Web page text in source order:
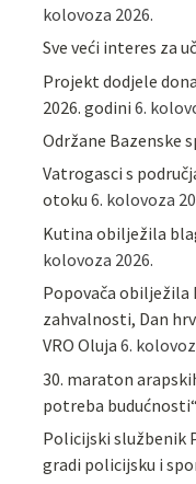
kolovoza 2026.
Sve veći interes za
Projekt dodjele
2026. godini 6.
Održane Bazenske
Vatrogasci s
otoku 6. kolovoza
Kutina obilježila
kolovoza 2026.
Popovača obilježila
zahvalnosti, Dan
VRO Oluja 6.
30. maraton
potreba budućnosti“
Policijski službenik
gradi policijsku i